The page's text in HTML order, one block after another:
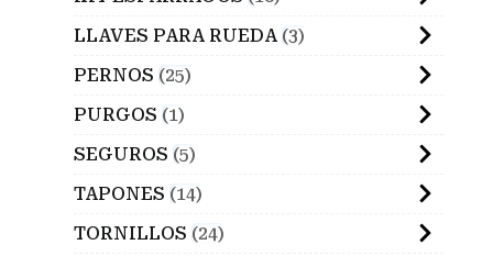
LLAVES PARA RUEDA 3
PERNOS 25
PURGOS 1
SEGUROS 5
TAPONES 14
TORNILLOS 24